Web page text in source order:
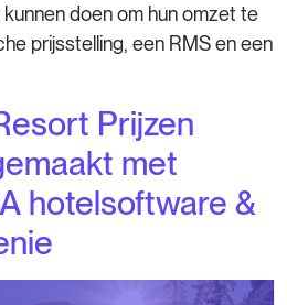
doen om hun omzet te
prijsstelling, een RMS en een
Prijzen
met
hotelsoftware &